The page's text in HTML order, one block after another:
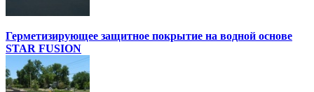
Герметизирующее защитное покрытие на водной основе
STAR FUSION